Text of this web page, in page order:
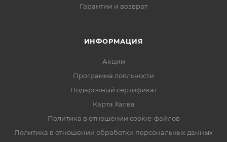
Гарантии и возврат
ИНФОРМАЦИЯ
Акции
Программа лояльности
Подарочный сертификат
Карта Халва
Политика в отношении cookie-файлов
Политика в отношении обработки персональных данных